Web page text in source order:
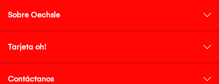
Sobre Oechsle
Tarjeta oh!
Contáctanos